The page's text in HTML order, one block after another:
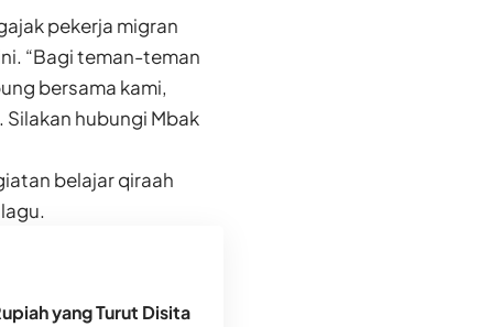
pekerja migran
“Bagi teman-teman
bersama kami,
hubungi Mbak
belajar qiraah
yang Turut Disita